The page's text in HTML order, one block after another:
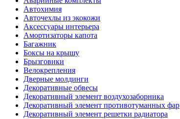
Автохимия
Авточехлы из экокожи
Аксессуары интерьера
Амортизаторы капота
Багажник
Боксы на крышу
Брызговики
Велокрепления
Дверные молдинги
Декоративные обвесы
Декоративный элемент воздухозаборника
Декоративный элемент противотуманных фар
Декоративный элемент решетки радиатора